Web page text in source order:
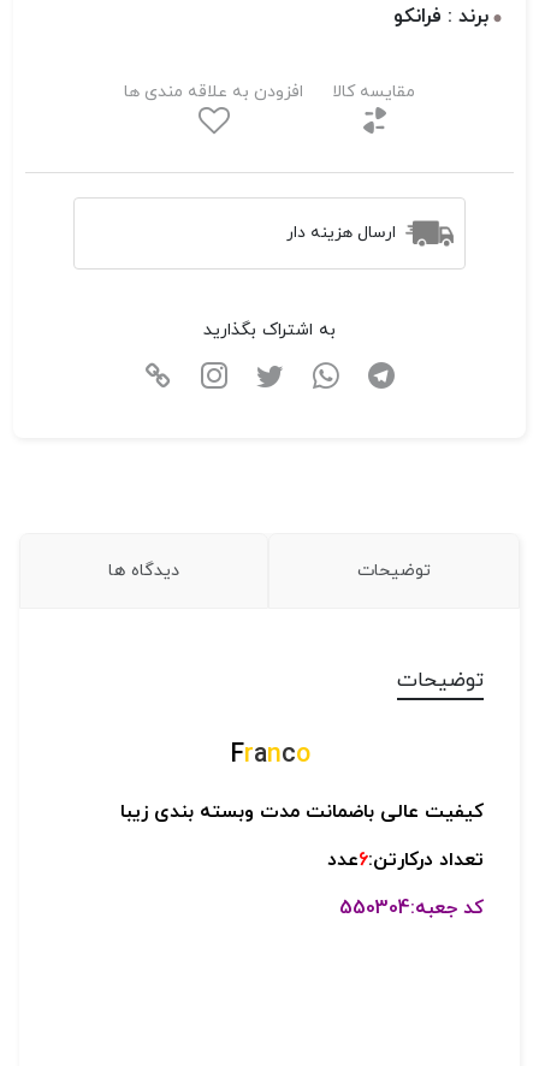
برند : فرانکو
مقایسه کالا افزودن به علاقه مندی ها
ارسال هزینه دار
به اشتراک بگذارید
توضیحات دیدگاه ها
توضیحات
Franco
کیفیت عالی باضمانت مدت وبسته بندی زیبا
تعداد درکارتن:6عدد
کد جعبه:550304